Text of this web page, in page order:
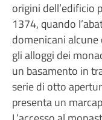
origini dell’edificio
1374, quando
domenicani alcune
gli alloggi dei
un basamento in
serie di otto
presenta un